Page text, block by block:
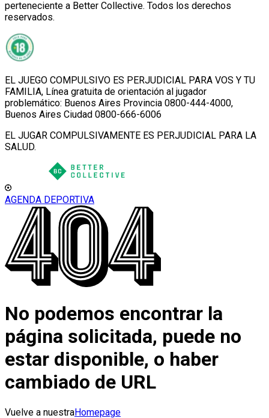
perteneciente a Better Collective. Todos los derechos
reservados.
EL JUEGO COMPULSIVO ES PERJUDICIAL PARA VOS Y TU
FAMILIA, Línea gratuita de orientación al jugador
problemático: Buenos Aires Provincia 0800-444-4000,
Buenos Aires Ciudad 0800-666-6006
EL JUGAR COMPULSIVAMENTE ES PERJUDICIAL PARA LA
SALUD.
AGENDA DEPORTIVA
No podemos encontrar la
página solicitada, puede no
estar disponible, o haber
cambiado de URL
Vuelve a nuestraHomepage